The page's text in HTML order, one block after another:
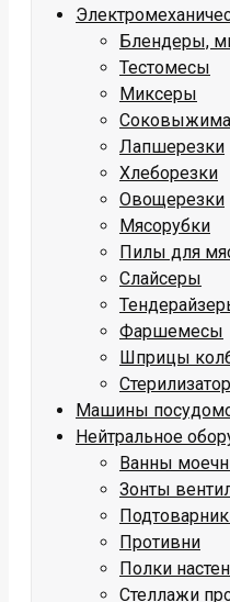
Блендеры,
Тестомесы
Миксеры
Лапшерезки
Хлеборезки
Овощерезки
Мясорубки
Пилы для
Слайсеры
Фаршемесы
Шприцы
Машины
Нейтральное
Ванны
Зонты
Противни
Полки
Стеллажи